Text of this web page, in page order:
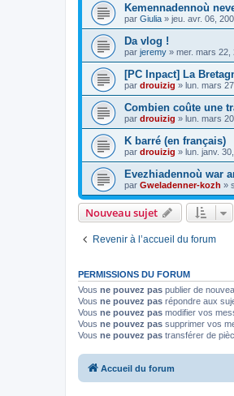
Kemennadennoù
par Giulia » jeu. avr. 06,
Da vlog !
par jeremy » mer. mars 22,
[PC Inpact] La
par drouizig » lun. mars
Combien coûte une
par drouizig » lun. mars
K barré (en français)
par drouizig » lun. janv.
Evezhiadennoù war
par Gweladenner-kozh »
Nouveau sujet
Revenir à l’accueil du forum
PERMISSIONS DU FORUM
Vous ne pouvez pas publier de
Vous ne pouvez pas répondre aux
Vous ne pouvez pas modifier vos
Vous ne pouvez pas supprimer vos
Vous ne pouvez pas transférer de
Accueil du forum